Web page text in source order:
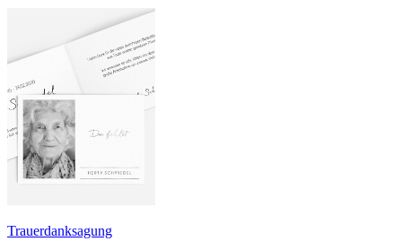
Trauerdanksagung